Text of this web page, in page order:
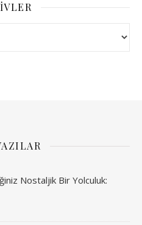
Nostaljik Bir Yolculuk: